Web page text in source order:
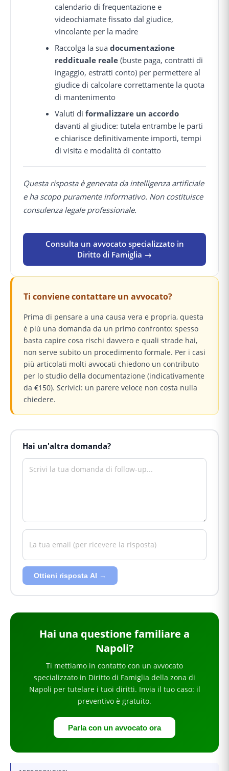
calendario di frequentazione e
videochiamate fissato dal giudice,
vincolante per la madre
Raccolga la suadocumentazione
reddituale reale (buste paga, contratti di
ingaggio, estratti conto) per permettere al
giudice di calcolare correttamente la quota
di mantenimento
Valuti diformalizzare un accordo
davanti al giudice: tutela entrambe le parti
e chiarisce definitivamente importi, tempi
di visita e modalità di contatto
Questa risposta è generata da intelligenza artificiale
e ha scopo puramente informativo. Non costituisce
consulenza legale professionale.
Consulta un avvocato specializzato in
Diritto di Famiglia →
Ti conviene contattare un avvocato?
Prima di pensare a una causa vera e propria, questa
è più una domanda da un primo confronto: spesso
basta capire cosa rischi davvero e quali strade hai,
non serve subito un procedimento formale. Per i casi
più articolati molti avvocati chiedono un contributo
per lo studio della documentazione (indicativamente
da €150). Scrivici: un parere veloce non costa nulla
chiedere.
Hai un'altra domanda?
Ottieni risposta AI →
Hai una questione familiare a
Napoli?
Ti mettiamo in contatto con un avvocato
specializzato in Diritto di Famiglia della zona di
Napoli per tutelare i tuoi diritti. Invia il tuo caso: il
preventivo è gratuito.
Parla con un avvocato ora